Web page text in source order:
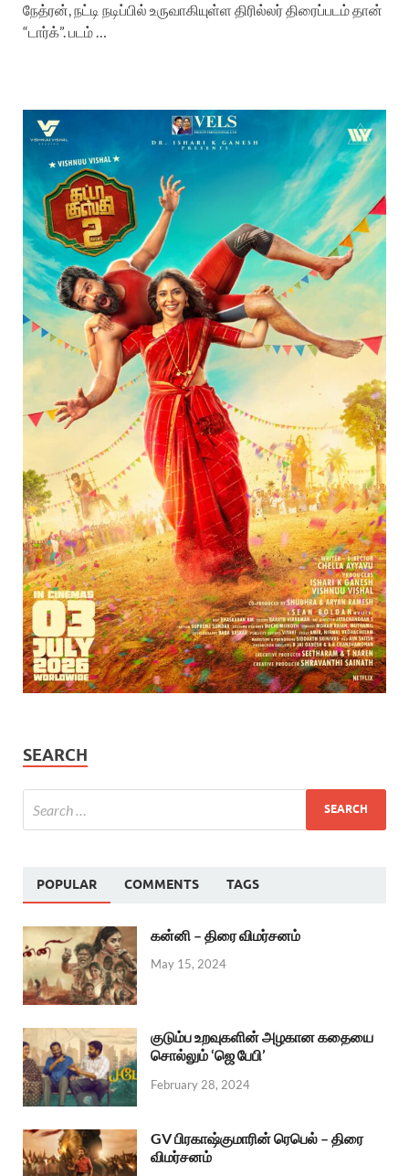
நேத்ரன், நட்டி நடிப்பில் உருவாகியுள்ள திரில்லர் திரைப்படம் தான்
“டார்க்”. படம் …
SEARCH
POPULAR COMMENTS TAGS
கன்னி – திரை விமர்சனம்
May 15, 2024
குடும்ப உறவுகளின் அழகான கதையை
சொல்லும் ‘ஜெ பேபி’
February 28, 2024
GV பிரகாஷ்குமாரின் ரெபெல் – திரை
விமர்சனம்